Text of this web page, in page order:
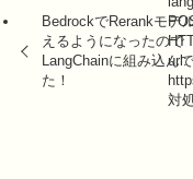
BedrockでRerankモデ
えるようになったので
LangChainに組み込ん
た！
url:
対